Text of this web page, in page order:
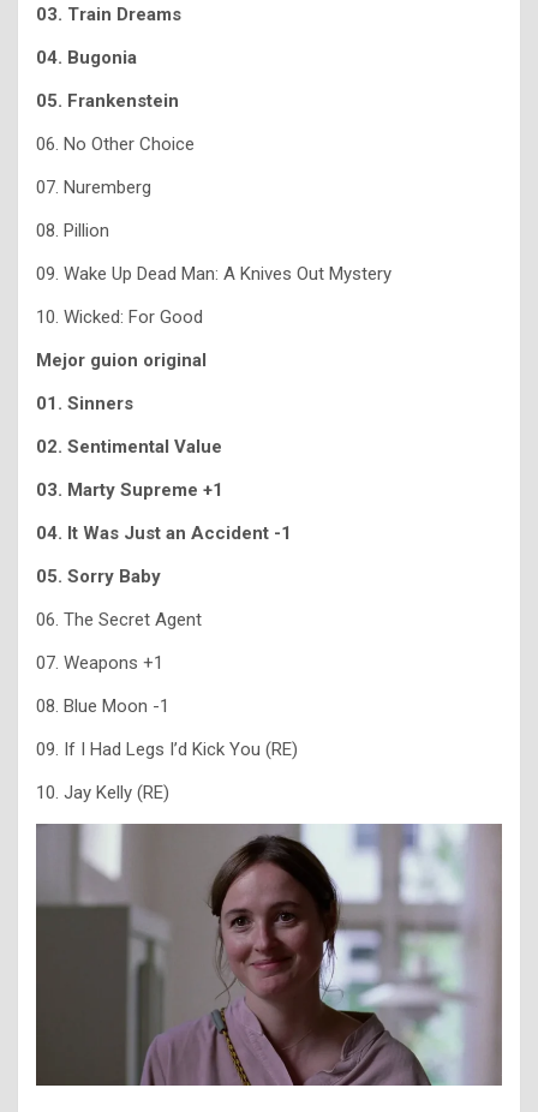
03. Train Dreams
04. Bugonia
05. Frankenstein
06. No Other Choice
07. Nuremberg
08. Pillion
09. Wake Up Dead Man: A Knives Out Mystery
10. Wicked: For Good
Mejor guion original
01. Sinners
02. Sentimental Value
03. Marty Supreme +1
04. It Was Just an Accident -1
05. Sorry Baby
06. The Secret Agent
07. Weapons +1
08. Blue Moon -1
09. If I Had Legs I’d Kick You (RE)
10. Jay Kelly (RE)